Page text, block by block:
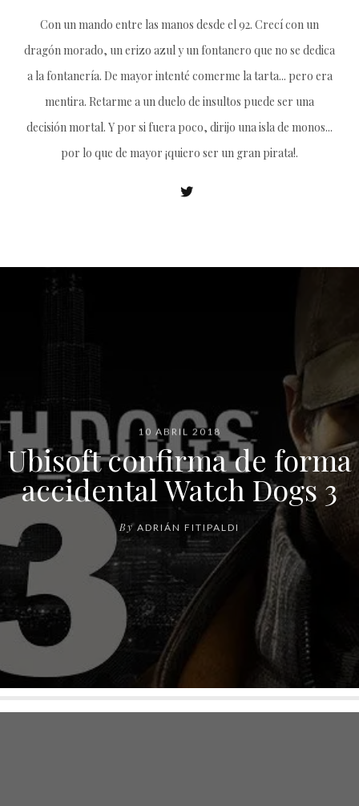
Con un mando entre las manos desde el 92. Crecí con un
dragón morado, un erizo azul y un fontanero que no se dedica
a la fontanería. De mayor intenté comerme la tarta... pero era
mentira. Retarme a un duelo de insultos puede ser una
decisión mortal. Y por si fuera poco, dirijo una isla de monos...
por lo que de mayor ¡quiero ser un gran pirata!.
10 ABRIL 2018
Ubisoft confirma de forma
accidental Watch Dogs 3
By ADRIÁN FITIPALDI